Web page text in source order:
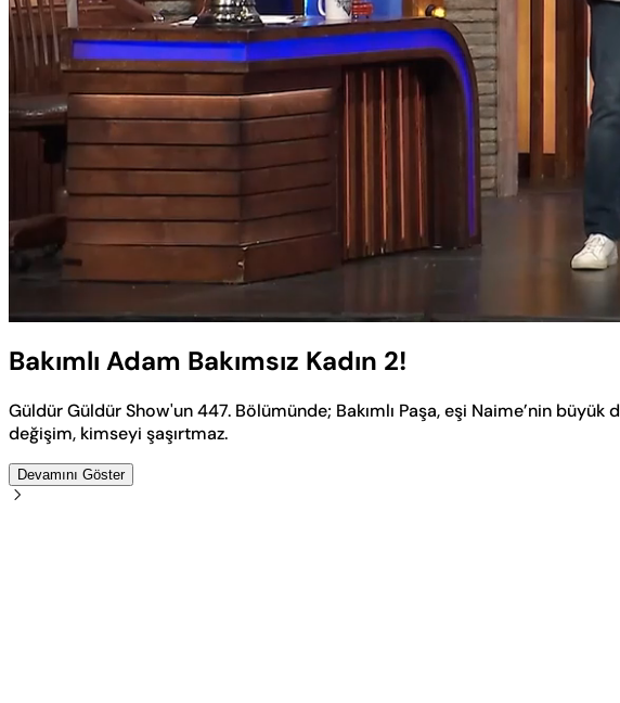
Aç
Yüklendi
4.54%
Bakımlı Adam Bakımsız Kadın 2!
Güldür Güldür Show'un 447. Bölümünde; Bakımlı Paşa, eşi Naime’nin
değişim, kimseyi şaşırtmaz.
Devamını Göster